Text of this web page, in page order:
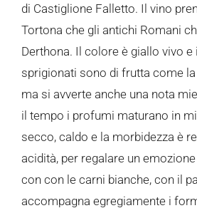
di Castiglione Falletto. Il vino
Tortona che gli antichi Romani
Derthona. Il colore è giallo vivo
sprigionati sono di frutta come la
ma si avverte anche una nota
il tempo i profumi maturano in
secco, caldo e la morbidezza è
acidità, per regalare un
con con le carni bianche, con il
accompagna egregiamente i